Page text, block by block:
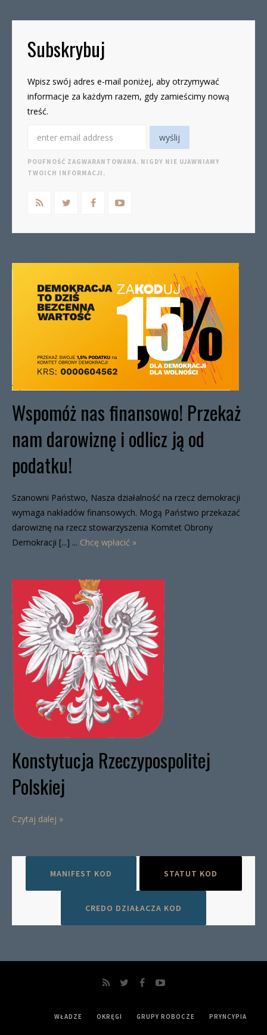
Subskrybuj
Wpisz swój adres e-mail poniżej, aby otrzymywać
informacje za każdym razem, gdy zamieścimy nową
treść.
POUFNOŚĆ ZAGWARANTOWANA. NIGDY NIE UJAWNIAMY
TWOICH INFORMACJI.
Wspomóż nas finansowo! Przekaż
nam darowiznę i odlicz ją od
podatku!
Szanowni Państwo, Nasza działalność na rzecz demokracji
wymaga nakładów finansowych. Mogą Państwo przekazać
darowiznę na rzecz stowarzyszenia Komitet Obrony
Demokracji [...] ... Chcę wpłacić »
Konstytucja Rzeczypospolitej
Polskiej
Czytaj dalej »
MANIFEST KOD STATUT KOD
CREDO DZIAŁACZA KOD
WŁADZE OKRĘGI GRUPY ROBOCZE PRYNCYPIA